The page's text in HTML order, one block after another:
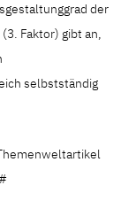
der
Faktor) gibt an,
selbstständig